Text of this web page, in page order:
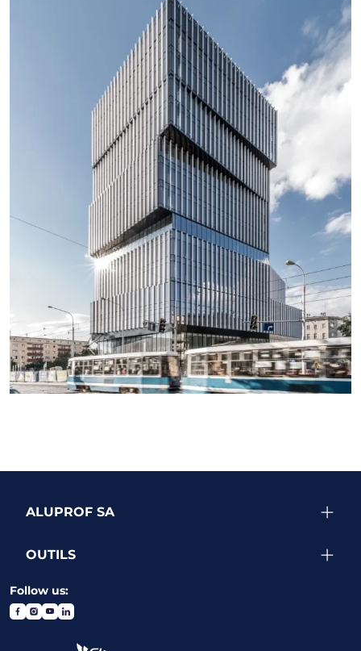
VOIR PLUS DE RÉALISATIONS
ALUPROF SA
OUTILS
Follow us: